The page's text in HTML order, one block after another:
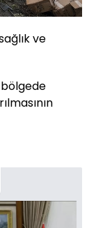
ve
bölgede